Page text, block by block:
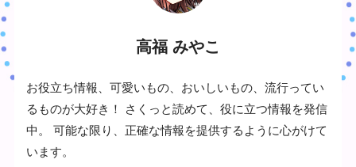
高福 みやこ
お役立ち情報、可愛いもの、おいしいもの、流行ってい
るものが大好き！ さくっと読めて、役に立つ情報を発信
中。 可能な限り、正確な情報を提供するように心がけて
います。